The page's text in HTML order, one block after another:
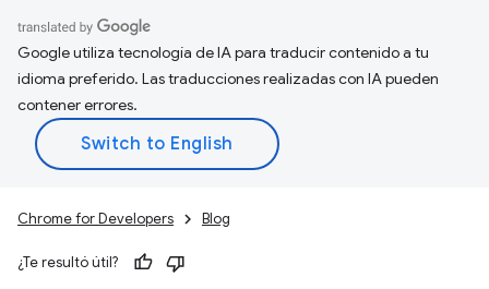
Google utiliza tecnología de IA para traducir contenido a tu
idioma preferido. Las traducciones realizadas con IA pueden
contener errores.
Chrome for Developers Blog
¿Te resultó útil?